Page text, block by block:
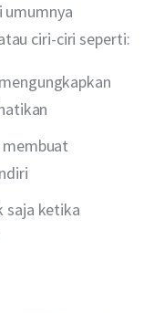
umumnya
ciri-ciri seperti:
saja ketika